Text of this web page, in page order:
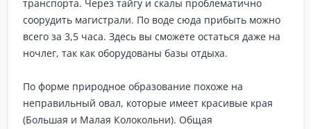
транспорта. Через тайгу и скалы проблематично
соорудить магистрали. По воде сюда прибыть можно
всего за 3,5 часа. Здесь вы сможете остаться даже на
ночлег, так как оборудованы базы отдыха.
По форме природное образование похоже на
неправильный овал, которые имеет красивые края
(Большая и Малая Колокольни). Общая